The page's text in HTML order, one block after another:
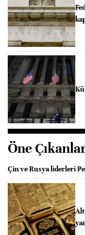
Öne
Çin ve Rusya liderleri